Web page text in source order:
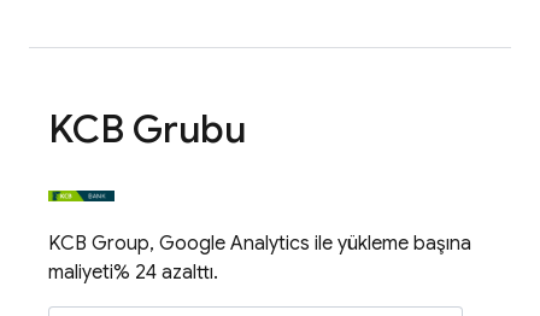
KCB Grubu
KCB Group, Google Analytics ile yükleme başına
maliyeti% 24 azalttı.